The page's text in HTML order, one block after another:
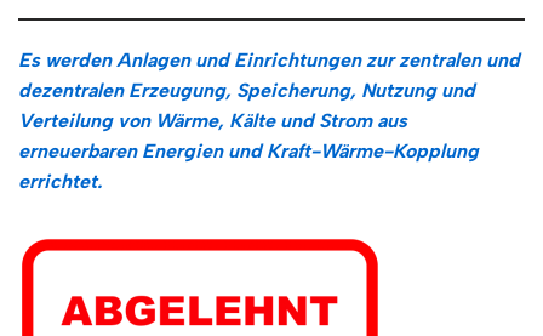
Es werden Anlagen und Einrichtungen zur zentralen und
dezentralen Erzeugung, Speicherung, Nutzung und
Verteilung von Wärme, Kälte und Strom aus
erneuerbaren Energien und Kraft-Wärme-Kopplung
errichtet.